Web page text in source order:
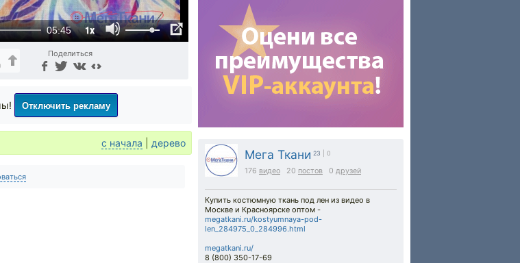
05:45 1x
Поделиться
Мега Ткани 23 | 0
176 видео 20 постов 0 друзей
Купить костюмную ткань под лен из видео в
Москве и Красноярске оптом -
megatkani.ru/kostyumnaya-pod-
len_284975_0_284996.html
megatkani.ru/
8 (800) 350-17-69
Отключить рекламу
с начала дерево